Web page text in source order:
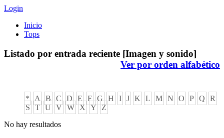
Login
Inicio
Tops
Listado por entrada reciente [Imagen y sonido]
Ver por orden alfabético
* A B C D E F G H I J K L M N O P Q
R
S T U V W X Y Z
No hay resultados